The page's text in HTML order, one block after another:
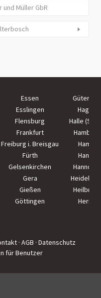
Müller GbR
Essen
Esslingen
Hagen
Flensburg
Halle
Frankfurt
Hamburg
Freiburg i. Breisgau
Hamm
Fürth
Hanau
Gelsenkirchen
Hannover
Gera
Gießen
Heilbronn
Göttingen Herne
· AGB · Datenschutz
für Benutzer